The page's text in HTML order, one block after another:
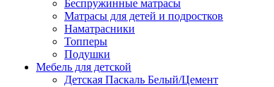
Беспружинные матрасы
Матрасы для детей и подростков
Наматрасники
Топперы
Подушки
Мебель для детской
Детская Паскаль Белый/Цемент